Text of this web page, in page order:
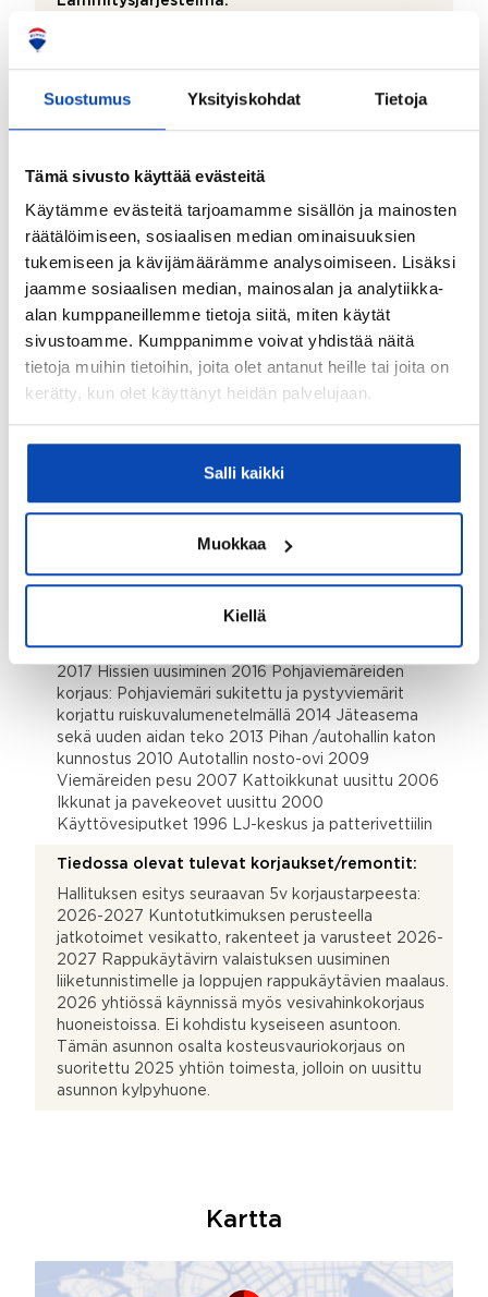
Suostumus Yksityiskohdat Tietoja
Tämä sivusto käyttää evästeitä
Käytämme evästeitä tarjoamamme sisällön ja mainosten
räätälöimiseen, sosiaalisen median ominaisuuksien
tukemiseen ja kävijämäärämme analysoimiseen. Lisäksi
jaamme sosiaalisen median, mainosalan ja analytiikka-
alan kumppaneillemme tietoja siitä, miten käytät
sivustoamme. Kumppanimme voivat yhdistää näitä
tietoja muihin tietoihin, joita olet antanut heille tai joita on
kerätty, kun olet käyttänyt heidän palvelujaan.
Salli kaikki
Muokkaa
Kiellä
Hissi:
Kyllä
Kyllä
Taloyhtiössä on:
Pesutupa, vinttikomero, kuivaushuone ja
pyörävarasto
Lisätietoja taloyhtiön autopaikoista:
Autopaikat jaetaan jonotusperusteisesti isännöitsijän
Onko kohteesta energiatodistusta?:
Kyllä
järjestelmän päivitys 2021 Julkisivujen maalaus ja
parvekkeiden uusiminen 2019 Taloussaunan remontti,
asennus osaan asunnosita 2018 IV-kanavien nuohous
2017 Hissien uusiminen 2016 Pohjaviemäreiden
korjaus: Pohjaviemäri sukitettu ja pystyviemärit
korjattu ruiskuvalumenetelmällä 2014 Jäteasema
sekä uuden aidan teko 2013 Pihan /autohallin katon
kunnostus 2010 Autotallin nosto-ovi 2009
Viemäreiden pesu 2007 Kattoikkunat uusittu 2006
Ikkunat ja pavekeovet uusittu 2000
Käyttövesiputket 1996 LJ-keskus ja patterivettiilin
Tiedossa olevat tulevat korjaukset/remontit:
Hallituksen esitys seuraavan 5v korjaustarpeesta:
2026-2027 Kuntotutkimuksen perusteella
jatkotoimet vesikatto, rakenteet ja varusteet 2026-
2027 Rappukäytävirn valaistuksen uusiminen
liiketunnistimelle ja loppujen rappukäytävien maalaus.
2026 yhtiössä käynnissä myös vesivahinkokorjaus
huoneistoissa. Ei kohdistu kyseiseen asuntoon.
Tämän asunnon osalta kosteusvauriokorjaus on
suoritettu 2025 yhtiön toimesta, jolloin on uusittu
asunnon kylpyhuone.
Kartta